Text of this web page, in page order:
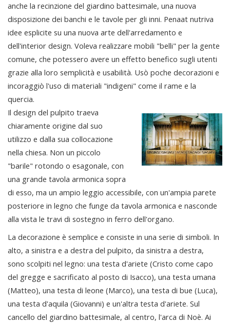
anche la recinzione del giardino battesimale, una nuova
disposizione dei banchi e le tavole per gli inni. Penaat nutriva
idee esplicite su una nuova arte dell'arredamento e
dell'interior design. Voleva realizzare mobili "belli" per la gente
comune, che potessero avere un effetto benefico sugli utenti
grazie alla loro semplicità e usabilità. Usò poche decorazioni e
incoraggiò l'uso di materiali "indigeni" come il rame e la
quercia.
Il design del pulpito traeva
chiaramente origine dal suo
utilizzo e dalla sua collocazione
nella chiesa. Non un piccolo
"barile" rotondo o esagonale, con
una grande tavola armonica sopra
di esso, ma un ampio leggio accessibile, con un'ampia parete
posteriore in legno che funge da tavola armonica e nasconde
alla vista le travi di sostegno in ferro dell'organo.
La decorazione è semplice e consiste in una serie di simboli. In
alto, a sinistra e a destra del pulpito, da sinistra a destra,
sono scolpiti nel legno: una testa d'ariete (Cristo come capo
del gregge e sacrificato al posto di Isacco), una testa umana
(Matteo), una testa di leone (Marco), una testa di bue (Luca),
una testa d'aquila (Giovanni) e un'altra testa d'ariete. Sul
cancello del giardino battesimale, al centro, l'arca di Noè. Ai